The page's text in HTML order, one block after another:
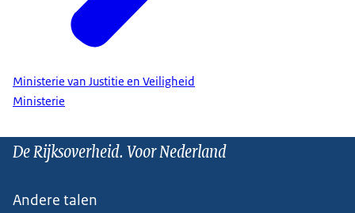
Ministerie van Justitie en Veiligheid
Ministerie
De Rijksoverheid. Voor Nederland
Andere talen